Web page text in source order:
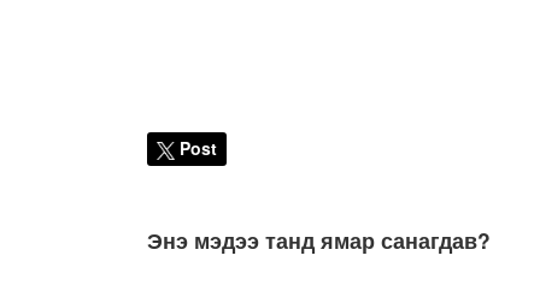
Post
Энэ мэдээ танд ямар санагдав?